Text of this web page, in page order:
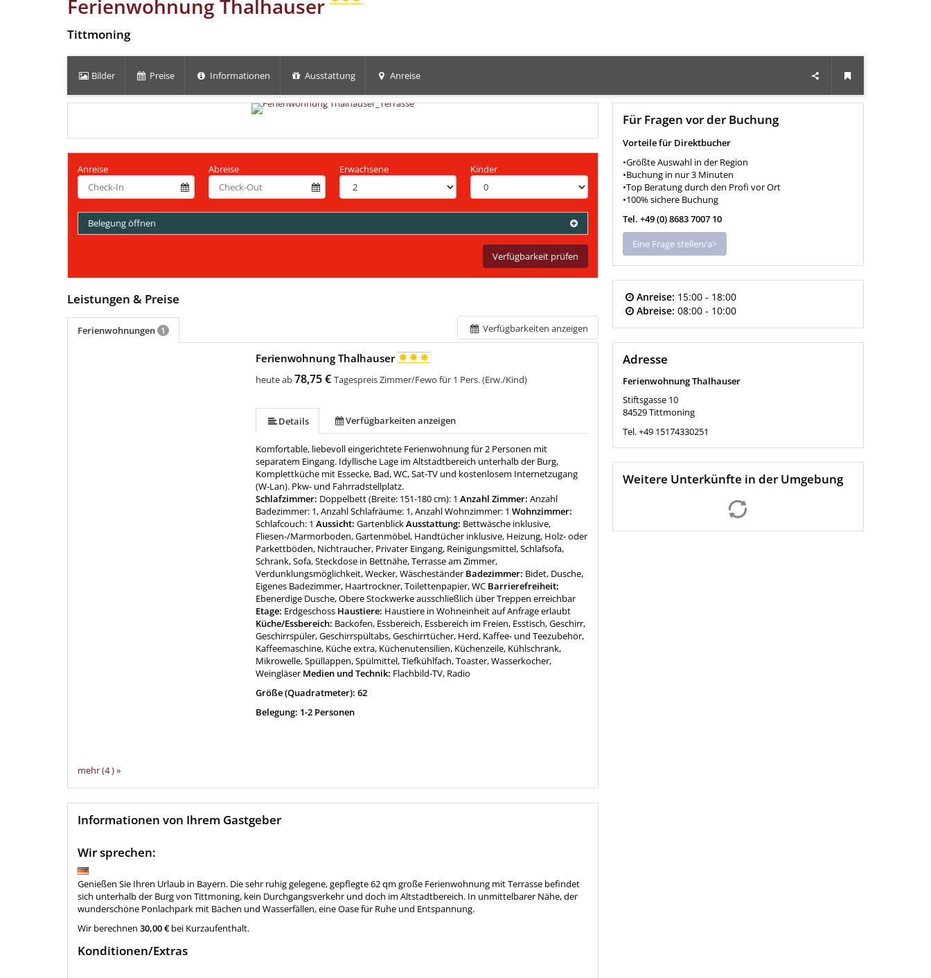
Ferienwohnung Thalhauser
Tittmoning
Bilder Preise Informationen Ausstattung Anreise
Anreise Abreise Erwachsene Kinder
Belegung öffnen
Verfügbarkeit prüfen
Verfügbarkeiten anzeigen
Leistungen & Preise
Ferienwohnungen 1
mehr (4 ) »
Ferienwohnung Thalhauser
heute ab78,75 € Tagespreis Zimmer/Fewo für 1 Pers. (Erw./Kind)
Details Verfügbarkeiten anzeigen
Komfortable, liebevoll eingerichtete Ferienwohnung für 2 Personen mit
separatem Eingang. Idyllische Lage im Altstadtbereich unterhalb der Burg,
Komplettküche mit Essecke, Bad, WC, Sat-TV und kostenlosem Internetzugang
(W-Lan). Pkw- und Fahrradstellplatz.
Schlafzimmer: Doppelbett (Breite: 151-180 cm): 1 Anzahl Zimmer:Anzahl
Badezimmer: 1, Anzahl Schlafräume: 1, Anzahl Wohnzimmer: 1 Wohnzimmer:
Schlafcouch: 1 Aussicht:GartenblickAusstattung: Bettwäsche inklusive,
Fliesen-/Marmorboden, Gartenmöbel, Handtücher inklusive, Heizung, Holz- oder
Parkettböden, Nichtraucher, Privater Eingang, Reinigungsmittel, Schlafsofa,
Schrank, Sofa, Steckdose in Bettnähe, Terrasse am Zimmer,
Verdunklungsmöglichkeit, Wecker, Wäscheständer Badezimmer: Bidet, Dusche,
Eigenes Badezimmer, Haartrockner, Toilettenpapier, WC Barrierefreiheit:
Ebenerdige Dusche, Obere Stockwerke ausschließlich über Treppen erreichbar
Etage: Erdgeschoss Haustiere: Haustiere in Wohneinheit auf Anfrage erlaubt
Küche/Essbereich: Backofen, Essbereich, Essbereich im Freien, Esstisch, Geschirr,
Geschirrspüler, Geschirrspültabs, Geschirrtücher, Herd, Kaffee- und Teezubehör,
Kaffeemaschine, Küche extra, Küchenutensilien, Küchenzeile, Kühlschrank,
Mikrowelle, Spüllappen, Spülmittel, Tiefkühlfach, Toaster, Wasserkocher,
Weingläser Medien und Technik: Flachbild-TV, Radio
Größe (Quadratmeter): 62
Belegung: 1-2 Personen
Informationen von Ihrem Gastgeber
Wir sprechen:
Genießen Sie Ihren Urlaub in Bayern. Die sehr ruhig gelegene, gepflegte 62 qm große Ferienwohnung mit Terrasse befindet
sich unterhalb der Burg von Tittmoning, kein Durchgangsverkehr und doch im Altstadtbereich. In unmittelbarer Nähe, der
wunderschöne Ponlachpark mit Bächen und Wasserfällen, eine Oase für Ruhe und Entspannung.
Wir berechnen 30,00 €bei Kurzaufenthalt.
Konditionen/Extras
Für Fragen vor der Buchung
Vorteile für Direktbucher
•Größte Auswahl in der Region
•Buchung in nur 3 Minuten
•Top Beratung durch den Profi vor Ort
•100% sichere Buchung
Tel. +49 (0) 8683 7007 10
Eine Frage stellen/a>
Anreise: 15:00 - 18:00
Abreise: 08:00 - 10:00
Adresse
Ferienwohnung Thalhauser
Stiftsgasse 10
84529Tittmoning
Tel.+49 15174330251
Weitere Unterkünfte in der Umgebung